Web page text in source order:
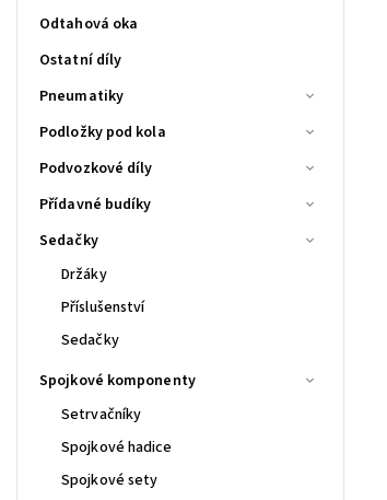
Odtahová oka
Ostatní díly
Pneumatiky
Podložky pod kola
Podvozkové díly
Přídavné budíky
Sedačky
Držáky
Příslušenství
Sedačky
Spojkové komponenty
Setrvačníky
Spojkové hadice
Spojkové sety